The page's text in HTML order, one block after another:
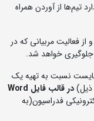
از آوردن همراه
از فعالیت مربیانی که در
جلوگیری خواهد شد.
نسبت به تهیه یک
در قالب فایل
20/10/1401 به پست الکترونیکی فدراسیون(به